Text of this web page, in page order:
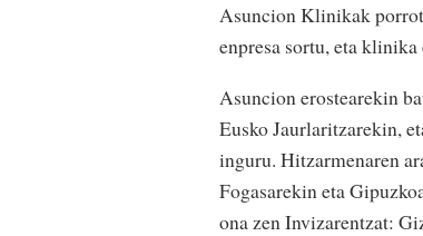
Asuncion Klinikak porrot
enpresa sortu, eta klinika
Asuncion erostearekin
Eusko Jaurlaritzarekin,
inguru. Hitzarmenaren
Fogasarekin eta
ona zen Invizarentzat: